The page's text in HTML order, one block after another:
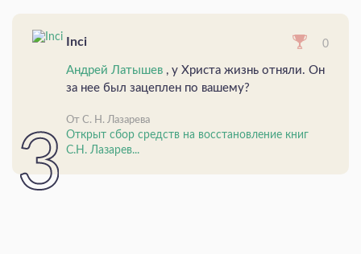
Inci 0
Андрей Латышев , у Христа жизнь отняли. Он
за нее был зацеплен по вашему?
От С. Н. Лазарева
Открыт сбор средств на восстановление книг
С.Н. Лазарев...